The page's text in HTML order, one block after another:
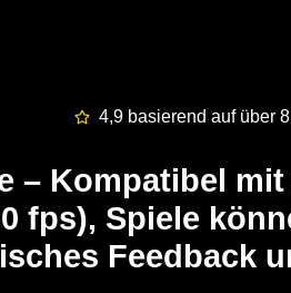
4,9 basierend auf über
– Kompatibel
fps), Spiele
Feedback